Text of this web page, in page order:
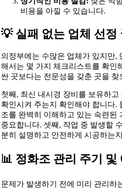
비용을 아낄 수 있습니다.
💡 실패 없는 업체 선정
의정부에는 수많은 업체가 있지만,
해서는 몇 가지 체크리스트를 확인
싼 곳보다는 전문성을 갖춘 곳을 찾
첫째, 최신 내시경 장비를 보유하
확인시켜 주는지 확인해야 합니다.
조를 완벽히 이해하고 있는 숙련된
중요합니다. 셋째, 작업 중 발생할
분히 설명하고 안전하게 시공하는
📊 정화조 관리 주기 및
문제가 발생하기 전에 미리 관리하